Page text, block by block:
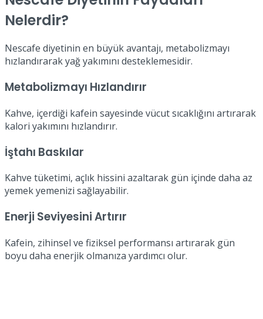
Nelerdir?
Nescafe diyetinin en büyük avantajı, metabolizmayı
hızlandırarak yağ yakımını desteklemesidir.
Metabolizmayı Hızlandırır
Kahve, içerdiği kafein sayesinde vücut sıcaklığını artırarak
kalori yakımını hızlandırır.
İştahı Baskılar
Kahve tüketimi, açlık hissini azaltarak gün içinde daha az
yemek yemenizi sağlayabilir.
Enerji Seviyesini Artırır
Kafein, zihinsel ve fiziksel performansı artırarak gün
boyu daha enerjik olmanıza yardımcı olur.